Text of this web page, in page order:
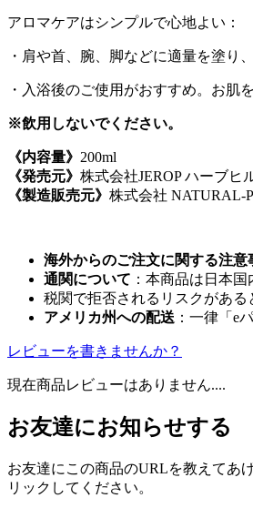
アロマケアはシンプルで心地よい：
・肩や首、腕、脚などに適量を塗り
・入浴後のご使用がおすすめ。お肌
※飲用しないでください。
《内容量》 200ml
《発売元》 株式会社JEROP ハーブ
《製造販売元》 株式会社 NATURAL-
海外からのご注文に関する注意
通関について ：本商品は日本
税関で拒否されるリスクがある
アメリカ州への配送 ：一律「e
レビューを書きませんか？
現在商品レビューはありません....
お友達にお知らせする
お友達にこの商品のURLを教えてあ
リックしてください。